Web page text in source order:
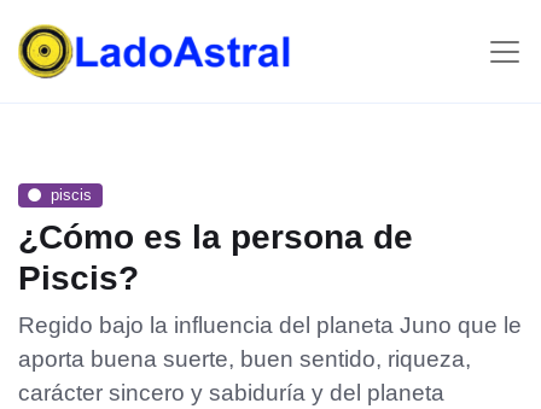
piscis
¿Cómo es la persona de
Piscis?
Regido bajo la influencia del planeta Juno que le
aporta buena suerte, buen sentido, riqueza,
carácter sincero y sabiduría y del planeta